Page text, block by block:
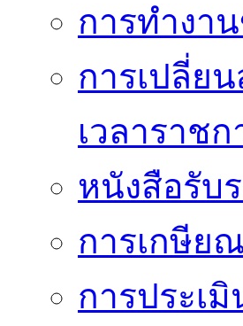
การทำงา
การเปลี่ย
เวลาราช
หนังสือรับ
การเกษีย
การประเมิ